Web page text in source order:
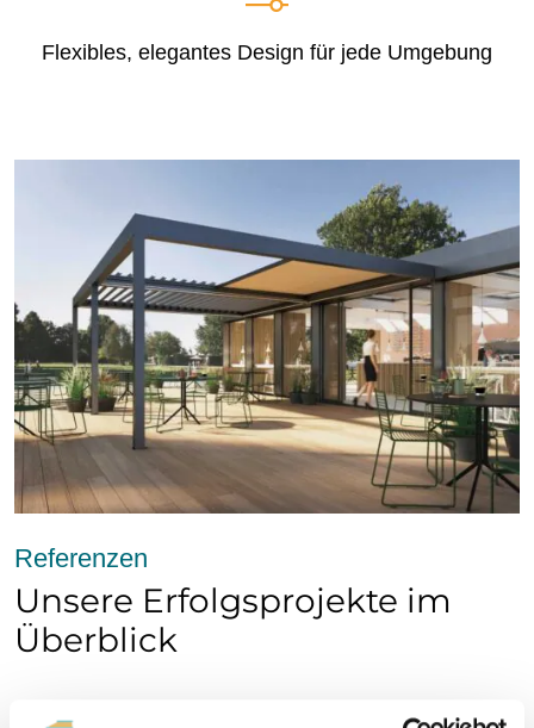
Flexibles, elegantes Design für jede Umgebung
Referenzen
Unsere Erfolgsprojekte im
Überblick
Entdecken Sie, wie wir mit individuellen Lösungen